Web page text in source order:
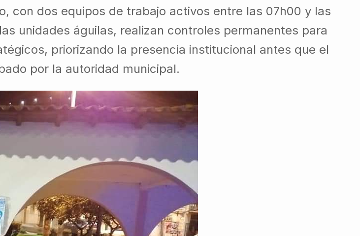
con dos equipos de trabajo activos entre las 07h00 y las
unidades águilas, realizan controles permanentes para
priorizando la presencia institucional antes que el
por la autoridad municipal.